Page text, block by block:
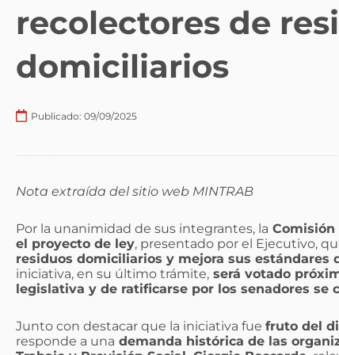
recolectores de
domiciliarios
Publicado: 09/09/2025
Nota extraída del sitio web MINTRAB
Por la unanimidad de sus integrantes, la Comisión
el proyecto de ley, presentado por el Ejecutivo,
residuos domiciliarios y mejora sus estándares
iniciativa, en su último trámite, será votado
legislativa y de ratificarse por los senadores se
Junto con destacar que la iniciativa fue fruto del
responde a una demanda histórica de las